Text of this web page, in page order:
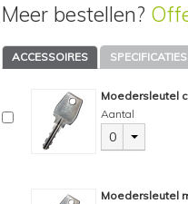
Meer bestellen?
ACCESSOIRES SPECIFICATIES
Moedersleutel
Aantal
0
Moedersleutel